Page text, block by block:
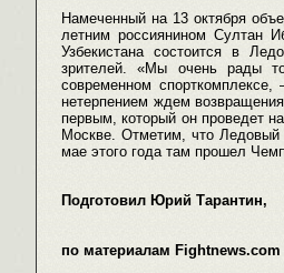
Намеченный на 13 октября
летним россиянином Султан
Узбекистана состоится в
зрителей. «Мы очень рады
современном
нетерпением ждем
первым, который он проведет
Москве. Отметим, что
мае этого года там прошел
Подготовил Юрий Тарантин,
по материалам Fightnews.com